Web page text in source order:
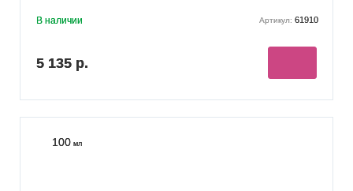
В наличии Артикул: 61910
5 135 р.
100 мл